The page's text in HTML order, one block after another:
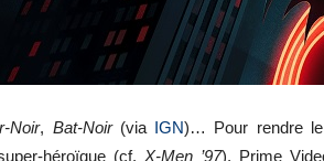
Noir, Bat-Noir(via IGN)… Pour rendre le
héroïque (cf. X-Men ’97), Prime